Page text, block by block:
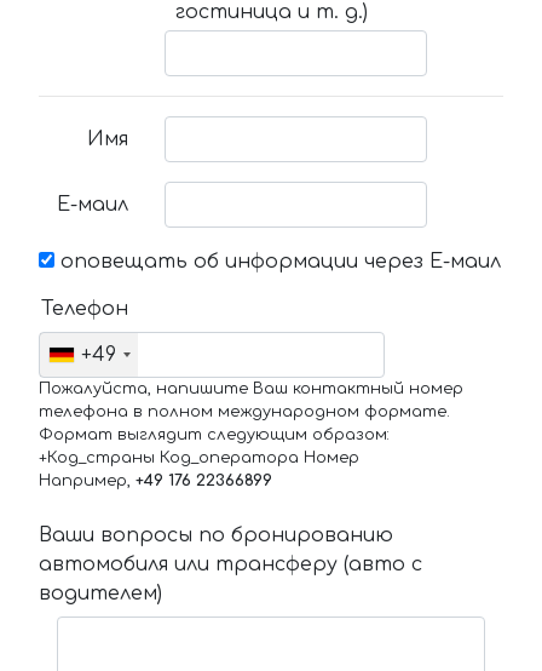
гостиница и т. д.)
Имя
Е-маил
оповещать об информации через Е-маил
Телефон
+49
Пожалуйста, напишите Ваш контактный номер
телефона в полном международном формате.
Формат выглядит следующим образом:
+Код_страны Код_оператора Номер
Например, +49 176 22366899
Ваши вопросы по бронированию
автомобиля или трансферу (авто с
водителем)